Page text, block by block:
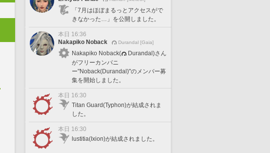
「7月はほぼまるっとアクセスがで
きなかった…」を公開しました。
本日 16:36
Nakapiko Noback
Durandal [Gaia]
Nakapiko Noback(
Durandal)さん
がフリーカンパニ
ー"Noback(Durandal)"のメンバー募
集を開始しました。
本日 16:30
Titan Guard(Typhon)が結成されま
した。
本日 16:30
lustitia(Ixion)が結成されました。